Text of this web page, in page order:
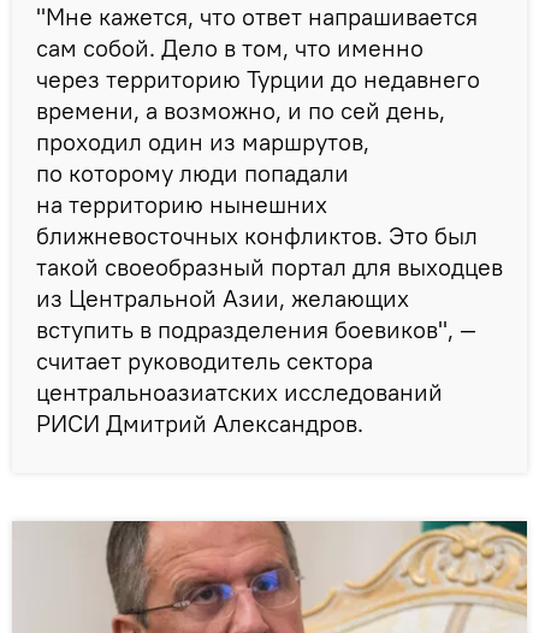
"Мне кажется, что ответ напрашивается
сам собой. Дело в том, что именно
через территорию Турции до недавнего
времени, а возможно, и по сей день,
проходил один из маршрутов,
по которому люди попадали
на территорию нынешних
ближневосточных конфликтов. Это был
такой своеобразный портал для выходцев
из Центральной Азии, желающих
вступить в подразделения боевиков", —
считает руководитель сектора
центральноазиатских исследований
РИСИ Дмитрий Александров.